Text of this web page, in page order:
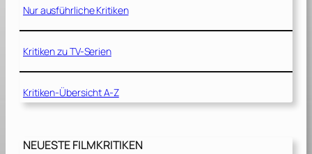
Nur ausführliche Kritiken
Kritiken zu TV-Serien
Kritiken-Übersicht A-Z
NEUESTE FILMKRITIKEN